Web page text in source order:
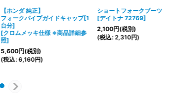
【ホンダ 純正】
フォークパイプガイドキャップ[1
台分]
[クロムメッキ仕様 ※商品詳細参
照]
5,600円(税別)
(税込: 6,160円)
ショートフォークブーツ
[デイトナ 72769]
2,100円(税別)
(税込: 2,310円)